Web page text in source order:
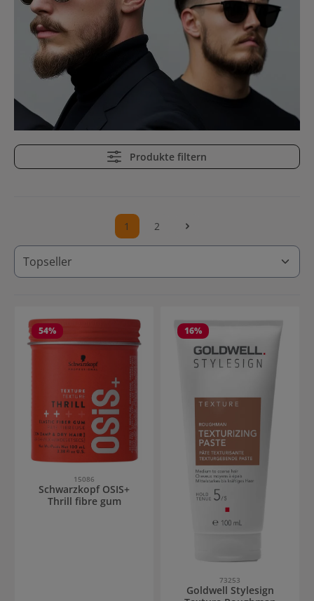
Produkte filtern
Seite
1 Seite
2
54%
15086
Schwarzkopf OSIS+
Thrill fibre gum
16%
73253
Goldwell Stylesign